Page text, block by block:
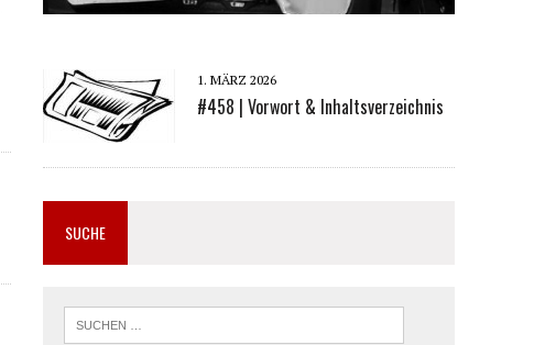
1. MÄRZ 2026
#458 | Vorwort & Inhaltsverzeichnis
SUCHE